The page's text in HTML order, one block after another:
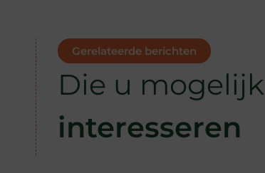
Gerelateerde berichten
Die u mogelijk
interesseren